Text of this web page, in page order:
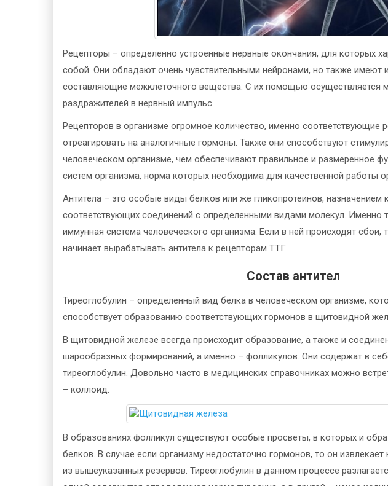
Рецепторы – определенно устроенные нервные окончания, для которых
собой. Они обладают очень чувствительными нейронами, но также имеют
составляющие межклеточного вещества. С их помощью осуществляется
раздражителей в нервный импульс.
Рецепторов в организме огромное количество, именно соответствующие
отреагировать на аналогичные гормоны. Также они способствуют
человеческом организме, чем обеспечивают правильное и размеренное
систем организма, норма которых необходима для качественной работы
Антитела – это особые виды белков или же гликопротеинов, назначением
соответствующих соединений с определенными видами молекул. Именно
иммунная система человеческого организма. Если в ней происходят
начинает вырабатывать антитела к рецепторам ТТГ.
Состав антител
Тиреоглобулин – определенный вид белка в человеческом организме,
способствует образованию соответствующих гормонов в щитовидной
В щитовидной железе всегда происходит образование, а также и
шарообразных формирований, а именно – фолликулов. Они содержат в
тиреоглобулин. Довольно часто в медицинских справочниках можно
– коллоид.
В образованиях фолликул существуют особые просветы, в которых и
белков. В случае если организму недостаточно гормонов, то он
из вышеуказанных резервов. Тиреоглобулин в данном процессе